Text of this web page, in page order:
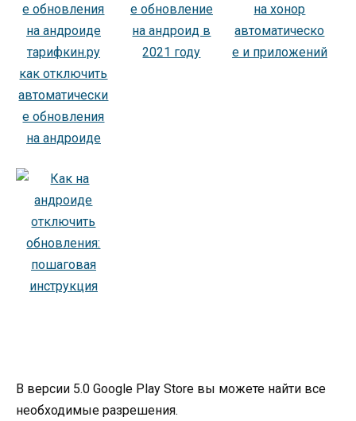
В версии 5.0 Google Play Store вы можете найти все
необходимые разрешения.